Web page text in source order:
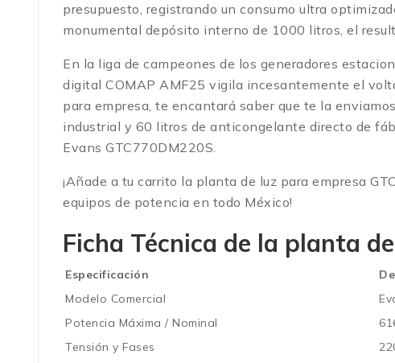
presupuesto, registrando un consumo ultra
monumental depósito interno de 1000 litros, el
En la liga de campeones de los generadores
digital COMAP AMF25 vigila incesantemente el
para empresa, te encantará saber que te la
industrial y 60 litros de anticongelante directo de
Evans GTC770DM220S.
¡Añade a tu carrito la planta de luz para empresa
equipos de potencia en todo México!
Ficha Técnica de la planta
Especificación
Modelo Comercial
Potencia Máxima / Nominal
Tensión y Fases